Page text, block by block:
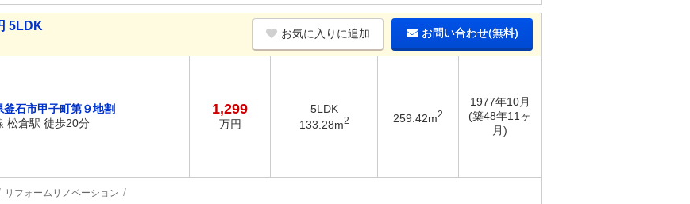
5LDK
お気に入りに追加 お問い合わせ(無料)
釜石市甲子町第９地割
松倉駅 徒歩20分
1,299
万円
5LDK
133.28m2 259.42m2
1977年10月
(築48年11ヶ
月)
リフォームリノベーション